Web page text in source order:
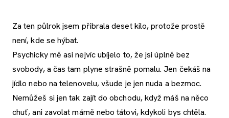
Za ten půlrok jsem přibrala deset kilo, protože prostě
není, kde se hýbat.
Psychicky mě asi nejvíc ubíjelo to, že jsi úplně bez
svobody, a čas tam plyne strašně pomalu. Jen čekáš na
jídlo nebo na telenovelu, všude je jen nuda a bezmoc.
Nemůžeš si jen tak zajít do obchodu, když máš na něco
chuť, ani zavolat mámě nebo tátovi, kdykoli bys chtěla.